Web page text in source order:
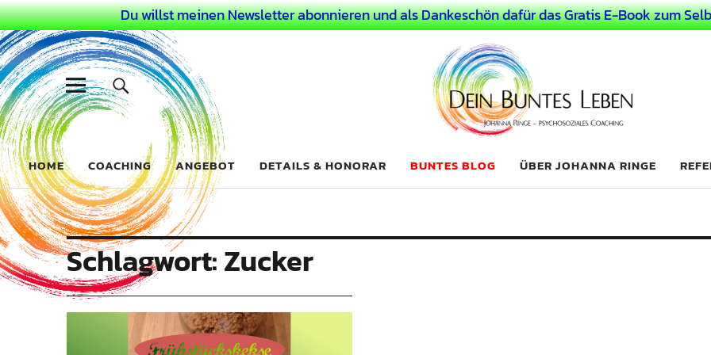
Du willst meinen Newsletter abonnieren und als Dankeschön dafür das Gratis E-Book zum
Dein Buntes Leben
COACHING FÜR DEIN BUNTES LEBEN ALS AUSSERGEWÖHNLICHER MENSCH
HOME COACHING ANGEBOT DETAILS & HONORAR BUNTES BLOG ÜBER JOHANNA RINGE
Schlagwort:Zucker